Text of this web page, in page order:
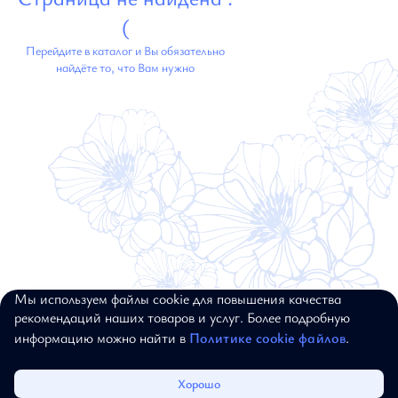
(
Перейдите в каталог и Вы обязательно
найдёте то, что Вам нужно
© 2017–2026, ALEXANDER BOGDANOV.
ВСЕ ПРАВА ЗАЩИЩЕНЫ
Избранное Корзина
Мы используем файлы cookie для повышения качества
рекомендаций наших товаров и услуг. Более подробную
информацию можно найти в Политике cookie файлов.
Хорошо